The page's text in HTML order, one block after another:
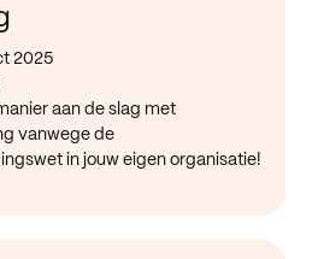
2025
aan de slag met
vanwege de
in jouw eigen organisatie!